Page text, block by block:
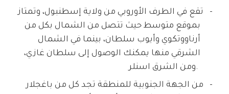
تقع في الطرف الأوروبي من ولاية إسطنبول، وتمتاز
بموقع متوسط حيث تتصل من الشمال بكل من
أرناووتكوي وأيوب سلطان، بينما في الشمال
الشرقي منها يمكنك الوصول إلى سلطان غازي،
ومن الشرق اسنلر.
من الجهة الجنوبية للمنطقة تجد كل من باغجلار